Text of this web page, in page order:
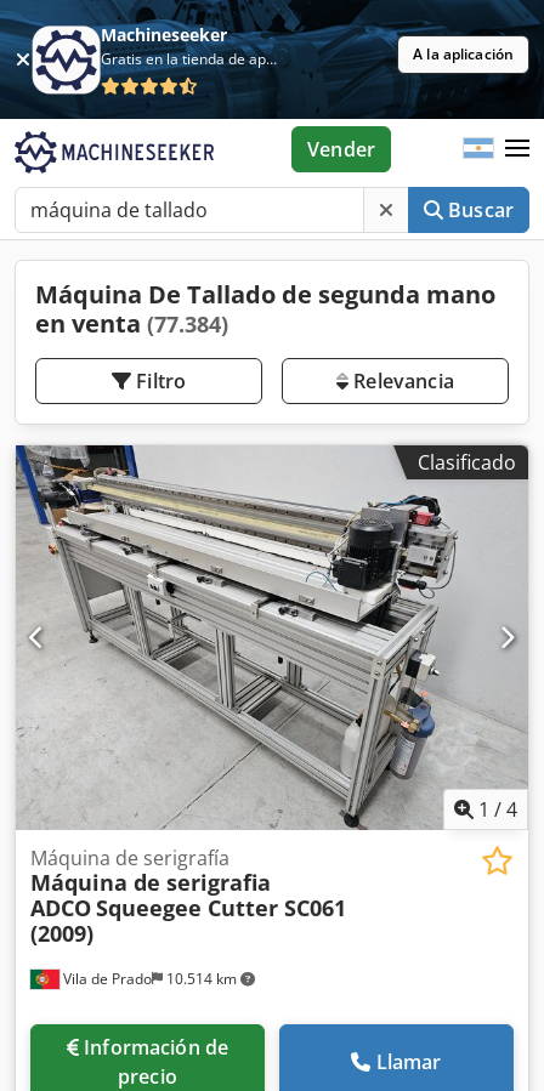
Machineseeker
Gratis en la tienda de aplicaciones A la aplicación
Buscar
Vender
Máquina De Tallado de segunda mano
en venta (77.384)
Filtro Relevancia
Clasificado
1 /4
Vila de Prado 10.514 km
Máquina de serigrafía
Máquina de serigrafia
ADCOSqueegee Cutter SC061
(2009)
Información de
precio
Llamar